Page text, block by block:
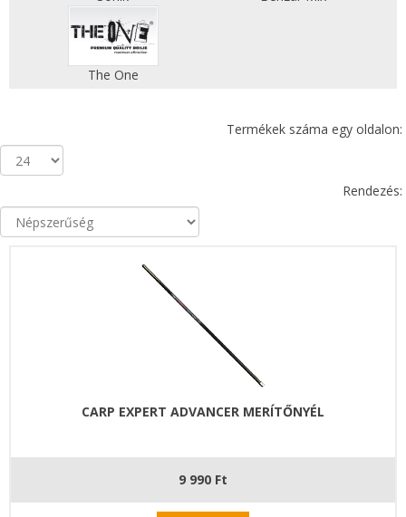
The One
Termékek száma egy oldalon:
Rendezés:
CARP EXPERT ADVANCER MERÍTŐNYÉL
9 990 Ft